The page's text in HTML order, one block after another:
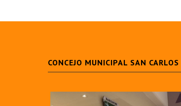
CONCEJO MUNICIPAL SAN